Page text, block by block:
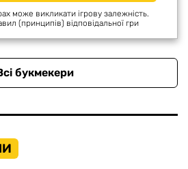
може викликати ігрову залежність.
(принципів) відповідальної гри
букмекери